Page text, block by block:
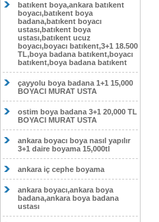
HASKÖY DAİRE BOYAMA 1000TL
EV,İŞYERİ BOYA BADANA USTASI
0554 184 41 66
GÖLBAŞI DAİRE BOYAMA 1000TL
EV,İŞYERİ BOYA BADANA USTASI
0554 184 41 66
SOKULLU DAİRE BOYAMA 1000TL
EV,İŞYERİ BOYA BADANA USTASI
0554 184 41 66
batıkent boya,ankara batıkent
boyacı,batıkent boya
badana,batıkent boyacı
ustası,batıkent boya
ustası,batıkent ucuz
boyacı,boyacı batıkent,3+1 18.500
TL,boya badana batıkent,boyacı
batıkent,boya badana batıkent
çayyolu boya badana 1+1 15,000
BOYACI MURAT USTA
ostim boya badana 3+1 20,000 TL
BOYACI MURAT USTA
ankara boyacı boya nasıl yapılır
3+1 daire boyama 15,000tl
ankara iç cephe boyama
ankara boyacı,ankara boya
badana,ankara boya badana
ustası